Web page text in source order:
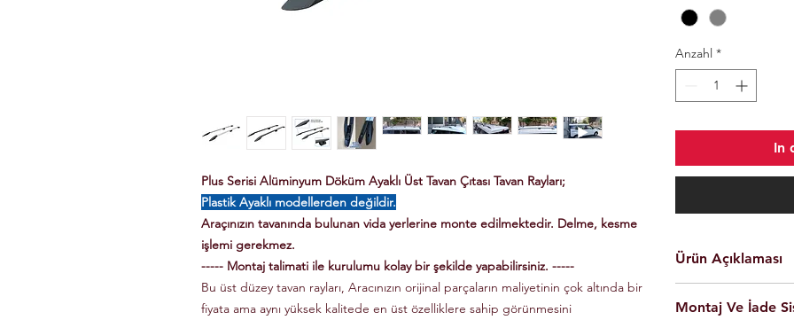
Plus Serisi Alüminyum Döküm Ayaklı Üst Tavan Çıtası Tavan Rayları;
Plastik Ayaklı modellerden değildir.
Araçınızın tavanında bulunan vida yerlerine monte edilmektedir. Delme, kesme
işlemi gerekmez.
----- Montaj talimati ile kurulumu kolay bir şekilde yapabilirsiniz. -----
Bu üst düzey tavan rayları, Aracınızın orijinal parçaların maliyetinin çok altında bir
fiyata ama aynı yüksek kalitede en üst özelliklere sahip görünmesini
Anzahl *
In
Ürün Açıklaması
Kolay montaj.
Montaj Ve İade